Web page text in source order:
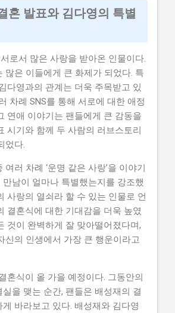
기술 보호를 위해 제공하는 지원사업
개의 사업체가 선정되는데요, 선정된
원 까지의 기술 보호 컨설팅 비용을 지
사업은 예비 창업자와 초기 창업자를
다릅니다...
혼 발표와 김다영의 특별
로서 많은 사랑을 받아온 인물이다.
많은 이들에게 큰 화제가 되었다. 특
다영과의 관계는 더욱 주목받고 있
차례 SNS를 통해 서로에 대한 애정
연애 이야기는 팬들에게 큰 감동을
시기와 함께 두 사람의 러브스토리
었다.
여러 차례 ‘운명 같은 사랑’을 이야기
남이 얼마나 특별했는지를 강조했
사랑의 열쇠라 할 수 있는 인물로 언
결혼식에 대한 기대감을 더욱 높였
것이 완벽하게 잘 맞아떨어졌다며,
신의 인생에서 가장 큰 행운이라고
혼식이 올 가을 예정이다. 그동안의
을 맺는 순간, 팬들은 배성재의 결
바라보고 있다. 배성재와 김다영